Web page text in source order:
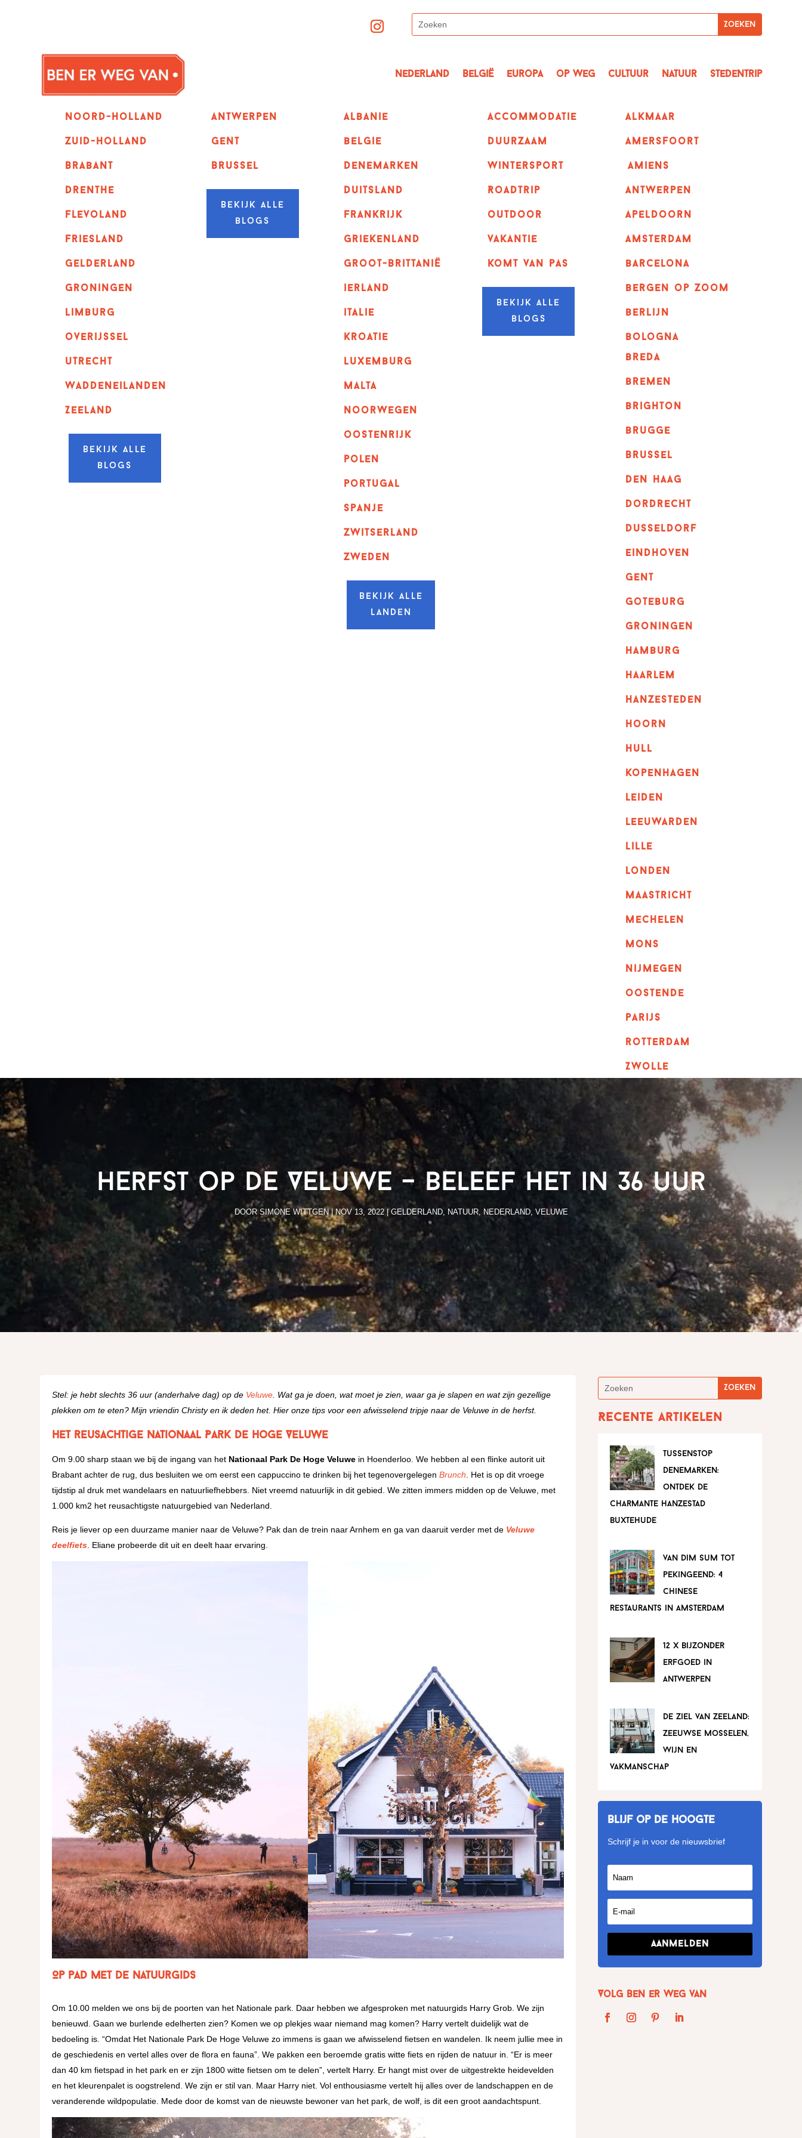
Nederland België Europa op Weg Cultuur Natuur Stedentrip
Noord-holland
zuid-holland
Brabant
Drenthe
Flevoland
Friesland
Gelderland
Groningen
Limburg
overijssel
utrecht
Waddeneilanden
Zeeland
Bekijk alle
blogs
Antwerpen
GENT
Brussel
Bekijk alle
blogs
albanie
belgie
denemarken
duitsland
frankrijk
griekenland
Groot-Brittanië
ierland
italie
kroatie
luxemburg
malta
noorwegen
oostenrijk
polen
portugal
spanje
zwitserland
zweden
Bekijk alle
landen
Accommodatie
Duurzaam
wintersport
Roadtrip
outdoor
vakantie
komt van pas
Bekijk alle
blogs
alkmaar
amersfoort
amiens
Antwerpen
apeldoorn
Amsterdam
barcelona
bergen op zoom
berlijn
bologna
breda
bremen
brighton
brugge
Brussel
Den haag
dordrecht
dusseldorf
eindhoven
GENT
goteburg
groningen
hamburg
haarlem
hanzesteden
hoorn
hull
kopenhagen
leiden
leeuwarden
lille
londen
maastricht
mechelen
mons
nijmegen
oostende
parijs
rotterdam
Zwolle
Herfst op de Veluwe – Beleef het in 36 uur
DOOR SIMONE WITTGEN|NOV 13, 2022|GELDERLAND, NATUUR, NEDERLAND, VELUWE
Stel: je hebt slechts 36 uur (anderhalve dag) op de Veluwe . Wat ga je doen, wat moet je zien, waar ga je slapen en wat zijn gezellige
plekken om te eten? Mijn vriendin Christy en ik deden het. Hier onze tips voor een afwisselend tripje naar de Veluwe in de herfst.
Het reusachtige Nationaal Park De Hoge Veluwe
Om 9.00 sharp staan we bij de ingang van het Nationaal Park De Hoge Veluwe in Hoenderloo. We hebben al een flinke autorit uit
Brabant achter de rug, dus besluiten we om eerst een cappuccino te drinken bij het tegenovergelegenBrunch . Het is op dit vroege
tijdstip al druk met wandelaars en natuurliefhebbers. Niet vreemd natuurlijk in dit gebied. We zitten immers midden op de Veluwe, met
1.000 km2 het reusachtigste natuurgebied van Nederland.
Reis je liever op een duurzame manier naar de Veluwe? Pak dan de trein naar Arnhem en ga van daaruit verder met de Veluwe
deelfiets . Eliane probeerde dit uit en deelt haar ervaring.
Op pad met de natuurgids
Om 10.00 melden we ons bij de poorten van het Nationale park. Daar hebben we afgesproken met natuurgids Harry Grob. We zijn
benieuwd. Gaan we burlende edelherten zien? Komen we op plekjes waar niemand mag komen? Harry vertelt duidelijk wat de
bedoeling is. “Omdat Het Nationale Park De Hoge Veluwe zo immens is gaan we afwisselend fietsen en wandelen. Ik neem jullie mee in
de geschiedenis en vertel alles over de flora en fauna”. We pakken een beroemde gratis witte fiets en rijden de natuur in. “Er is meer
dan 40 km fietspad in het park en er zijn 1800 witte fietsen om te delen”, vertelt Harry. Er hangt mist over de uitgestrekte heidevelden
en het kleurenpalet is oogstrelend. We zijn er stil van. Maar Harry niet. Vol enthousiasme vertelt hij alles over de landschappen en de
veranderende wildpopulatie. Mede door de komst van de nieuwste bewoner van het park, de wolf, is dit een groot aandachtspunt.
Recente artikelen
tussenstop
denemarken:
ontdek de
charmante hanzestad
buxtehude
van dim sum tot
pekingeend: 4
chinese
restaurants in amsterdam
12 x bijzonder
erfgoed in
antwerpen
de ziel van zeeland:
zeeuwse mosselen,
wijn en
vakmanschap
Blijf op de hoogte
Schrijf je in voor de nieuwsbrief
Aanmelden
Volg Ben er weg van